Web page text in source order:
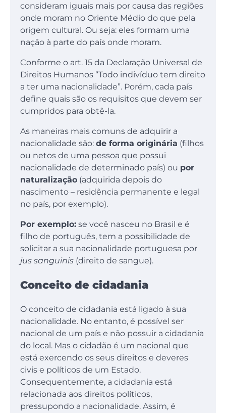
consideram iguais mais por causa das regiões
onde moram no Oriente Médio do que pela
origem cultural. Ou seja: eles formam uma
nação à parte do país onde moram.
Conforme o art. 15 da Declaração Universal de
Direitos Humanos “Todo indivíduo tem direito
a ter uma nacionalidade”. Porém, cada país
define quais são os requisitos que devem ser
cumpridos para obtê-la.
As maneiras mais comuns de adquirir a
nacionalidade são: de forma originária (filhos
ou netos de uma pessoa que possui
nacionalidade de determinado país) ou por
naturalização (adquirida depois do
nascimento – residência permanente e legal
no país, por exemplo).
Por exemplo: se você nasceu no Brasil e é
filho de português, tem a possibilidade de
solicitar a sua nacionalidade portuguesa por
jus sanguinis (direito de sangue).
Conceito de cidadania
O conceito de cidadania está ligado à sua
nacionalidade. No entanto, é possível ser
nacional de um país e não possuir a cidadania
do local. Mas o cidadão é um nacional que
está exercendo os seus direitos e deveres
civis e políticos de um Estado.
Consequentemente, a cidadania está
relacionada aos direitos políticos,
pressupondo a nacionalidade. Assim, é